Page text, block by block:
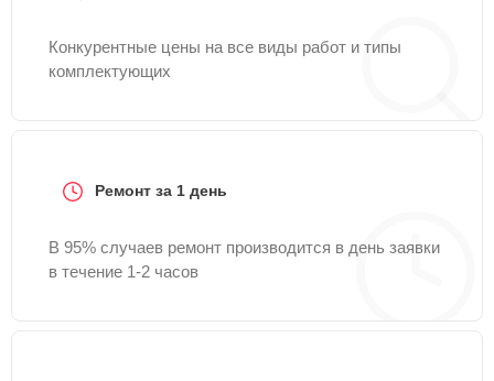
Конкурентные цены на все виды работ и типы
комплектующих
Ремонт за 1 день
В 95% случаев ремонт производится в день заявки
в течение 1-2 часов